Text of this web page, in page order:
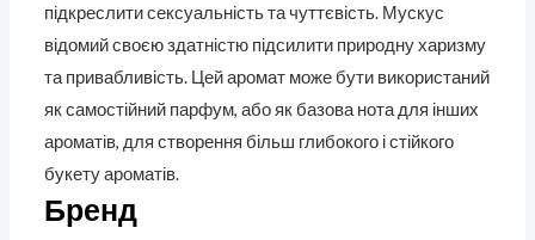
підкреслити сексуальність та чуттєвість. Мускус
відомий своєю здатністю підсилити природну харизму
та привабливість. Цей аромат може бути використаний
як самостійний парфум, або як базова нота для інших
ароматів, для створення більш глибокого і стійкого
букету ароматів.
Бренд